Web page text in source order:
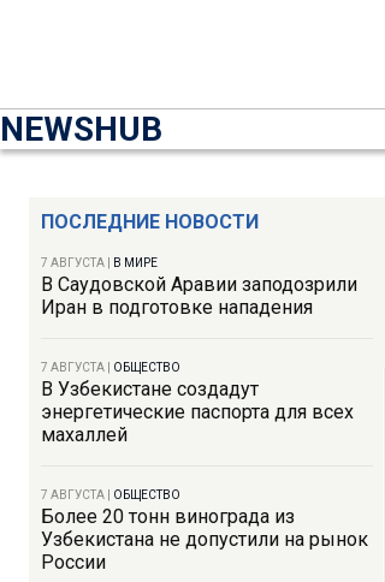
NEWSHUB
ПОСЛЕДНИЕ НОВОСТИ
7 АВГУСТА В МИРЕ
В Саудовской Аравии заподозрили
Иран в подготовке нападения
7 АВГУСТА ОБЩЕСТВО
В Узбекистане создадут
энергетические паспорта для всех
махаллей
7 АВГУСТА ОБЩЕСТВО
Более 20 тонн винограда из
Узбекистана не допустили на рынок
России